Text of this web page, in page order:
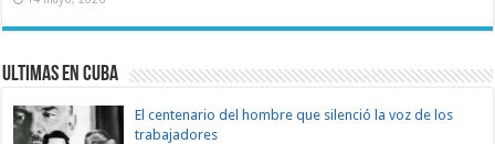
Ultimas en Cuba
El centenario del hombre que silenció la voz de los
trabajadores